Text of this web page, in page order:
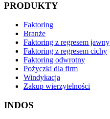
PRODUKTY
Faktoring
Branże
Faktoring z regresem jawny
Faktoring z regresem cichy
Faktoring odwrotny
Pożyczki dla firm
Windykacja
Zakup wierzytelności
INDOS